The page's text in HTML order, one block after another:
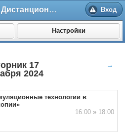
Портал Дистанционного обучения ВолгГМУ Вход
Настройки
17
2024
→
технологии в
16:00 »18:00